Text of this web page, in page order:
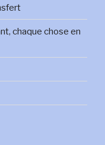
chaque chose en